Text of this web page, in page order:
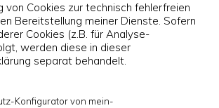
von Cookies zur technisch fehlerfreien
Bereitstellung meiner Dienste. Sofern
Cookies (z.B. für Analyse-
werden diese in dieser
separat behandelt.
Konfigurator von mein-